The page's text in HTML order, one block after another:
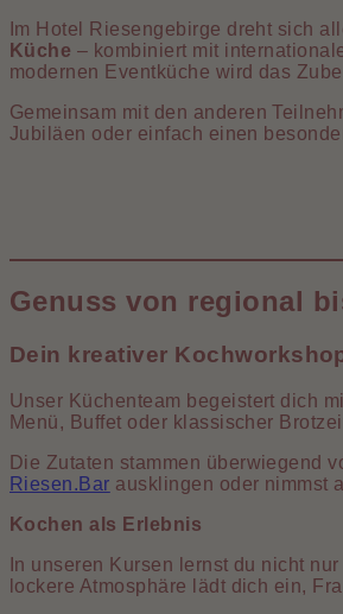
Im Hotel Riesengebirge dreht sich
Küche – kombiniert mit
modernen Eventküche wird das
Gemeinsam mit den anderen
Jubiläen oder einfach einen
Genuss von regional
Dein kreativer
Unser Küchenteam begeistert dich
Menü, Buffet oder klassischer
Die Zutaten stammen überwiegend
Riesen.Bar ausklingen oder nimmst
Kochen als Erlebnis
In unseren Kursen lernst du nicht
lockere Atmosphäre lädt dich ein,